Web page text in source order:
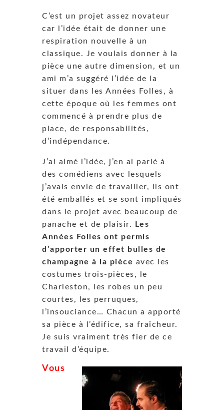
C’est un projet assez novateur
car l’idée était de donner une
respiration nouvelle à un
classique.
Je voulais donner à la
pièce une autre dimension, et un
ami m’a suggéré l’idée de la
situer dans les Années Folles, à
cette époque où les femmes ont
commencé à prendre plus de
place, de responsabilités,
d’indépendance.
J’ai aimé l’idée, j’en ai parlé à
des comédiens avec lesquels
j’avais envie de travailler, ils ont
été emballés et se sont impliqués
dans le projet avec beaucoup de
panache et de plaisir. Les
Années Folles ont permis
d’apporter un effet bulles de
champagne à la pièce avec les
costumes trois-pièces, le
Charleston, les robes un peu
courtes, les perruques,
l’insouciance… Chacun a apporté
sa pièce à l’édifice, sa fraîcheur.
Je suis vraiment très fier de ce
travail d’équipe.
Vous